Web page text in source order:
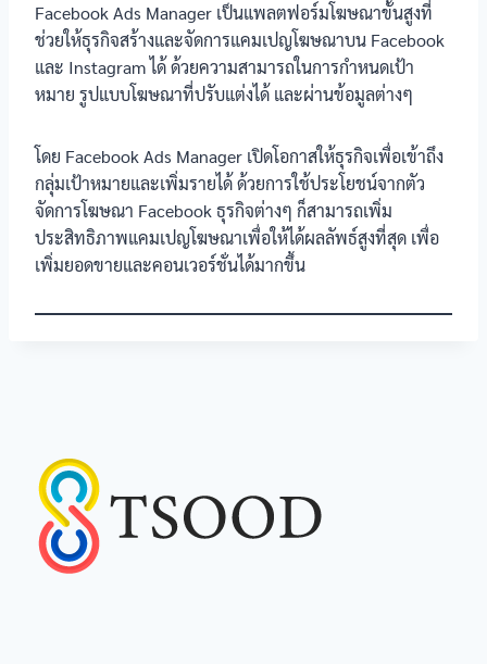
Facebook Ads Manager เป็นแพลตฟอร์มโฆษณาขั้นสูงที่
ช่วยให้ธุรกิจสร้างและจัดการแคมเปญโฆษณาบน Facebook
และ Instagram ได้ ด้วยความสามารถในการกำหนดเป้า
หมาย รูปแบบโฆษณาที่ปรับแต่งได้ และผ่านข้อมูลต่างๆ
โดย Facebook Ads Manager เปิดโอกาสให้ธุรกิจเพื่อเข้าถึง
กลุ่มเป้าหมายและเพิ่มรายได้ ด้วยการใช้ประโยชน์จากตัว
จัดการโฆษณา Facebook ธุรกิจต่างๆ ก็สามารถเพิ่ม
ประสิทธิภาพแคมเปญโฆษณาเพื่อให้ได้ผลลัพธ์สูงที่สุด เพื่อ
เพิ่มยอดขายและคอนเวอร์ชั่นได้มากขึ้น